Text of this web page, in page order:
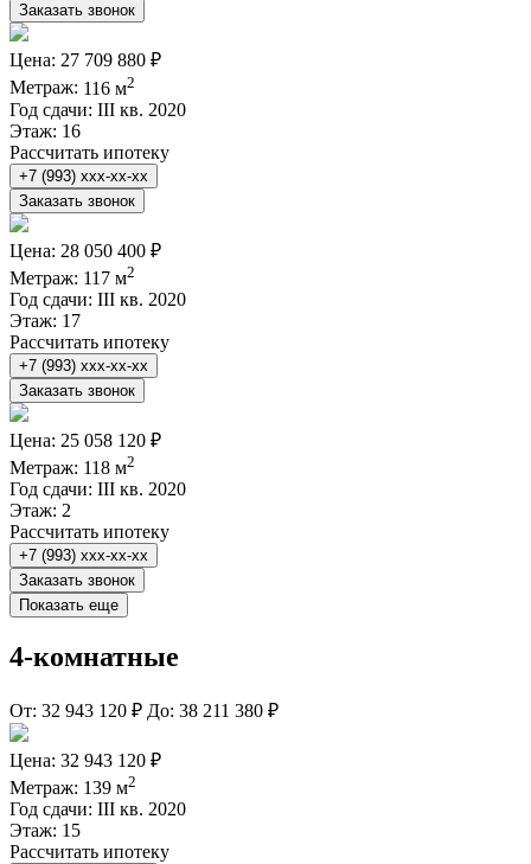
Заказать звонок
Цена: 27 709 880 ₽
Метраж: 116 м2
Год сдачи: III кв. 2020
Этаж: 16
Рассчитать ипотеку
+7 (993) xxx-xx-xx
Заказать звонок
Цена: 28 050 400 ₽
Метраж: 117 м2
Год сдачи: III кв. 2020
Этаж: 17
Рассчитать ипотеку
+7 (993) xxx-xx-xx
Заказать звонок
Цена: 25 058 120 ₽
Метраж: 118 м2
Год сдачи: III кв. 2020
Этаж: 2
Рассчитать ипотеку
+7 (993) xxx-xx-xx
Заказать звонок
Показать еще
4-комнатные
От: 32 943 120 ₽ До: 38 211 380 ₽
Цена: 32 943 120 ₽
Метраж: 139 м2
Год сдачи: III кв. 2020
Этаж: 15
Рассчитать ипотеку